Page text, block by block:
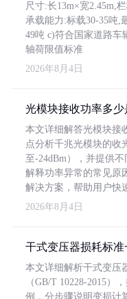
尺寸:长13m×宽2.45m,
承载能力:标载30-35吨,
49吨 c)符合国家道路车
轴荷限值标准
2026年8月4日
光模块接收功率多少
本文详细解答光模块接
点分析千兆光模块的收
至-24dBm），并提供
解释功率异常的常见原
解决方案，帮助用户快
2026年8月4日
干式变压器损耗标
本文详细解析干式变压
（GB/T 10228-2015）
例，分步骤说明变损计